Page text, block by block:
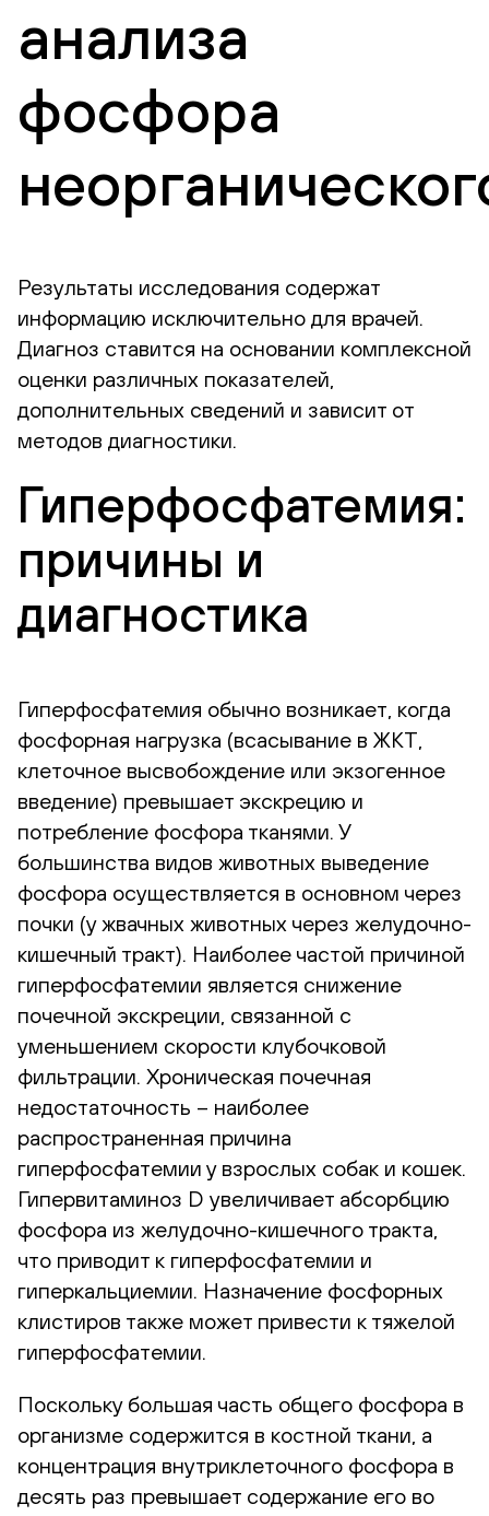
анализа
фосфора
Результаты исследования содержат
информацию исключительно для врачей.
Диагноз ставится на основании комплексной
оценки различных показателей,
дополнительных сведений и зависит от
методов диагностики.
Гиперфосфатемия:
причины и
диагностика
Гиперфосфатемия обычно возникает, когда
фосфорная нагрузка (всасывание в ЖКТ,
клеточное высвобождение или экзогенное
введение) превышает экскрецию и
потребление фосфора тканями. У
большинства видов животных выведение
фосфора осуществляется в основном через
почки (у жвачных животных через желудочно-
кишечный тракт). Наиболее частой причиной
гиперфосфатемии является снижение
почечной экскреции, связанной с
уменьшением скорости клубочковой
фильтрации. Хроническая почечная
недостаточность – наиболее
распространенная причина
гиперфосфатемии у взрослых собак и кошек.
Гипервитаминоз D увеличивает абсорбцию
фосфора из желудочно-кишечного тракта,
что приводит к гиперфосфатемии и
гиперкальциемии. Назначение фосфорных
клистиров также может привести к тяжелой
гиперфосфатемии.
Поскольку большая часть общего фосфора в
организме содержится в костной ткани, а
концентрация внутриклеточного фосфора в
десять раз превышает содержание его во